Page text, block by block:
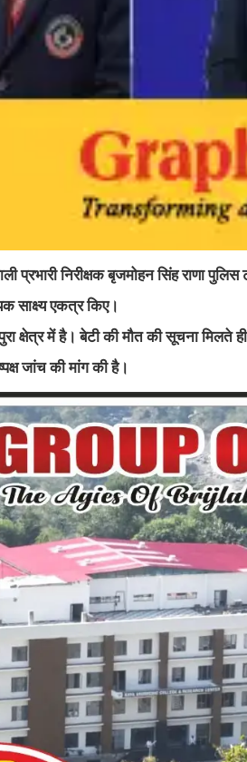
प्रभारी निरीक्षक बृजमोहन सिंह राणा
साक्ष्य एकत्र किए।
क्षेत्र में है। बेटी की मौत की सूचना
जांच की मांग की है।